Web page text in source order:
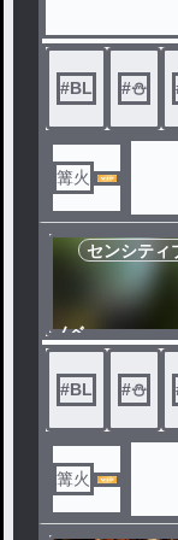
#BL #⛄️
篝火
ノベ
ル
センシティ
#BL #⛄️
篝火